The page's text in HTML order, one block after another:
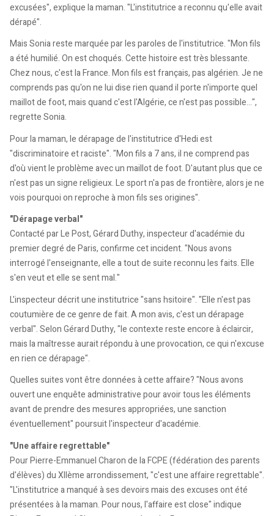
excusées", explique la maman. "L'institutrice a reconnu qu'elle avait
dérapé".
Mais Sonia reste marquée par les paroles de l'institutrice. "Mon fils
a été humilié. On est choqués. Cette histoire est très blessante.
Chez nous, c'est la France. Mon fils est français, pas algérien. Je ne
comprends pas qu'on ne lui dise rien quand il porte n'importe quel
maillot de foot, mais quand c'est l'Algérie, ce n'est pas possible...",
regrette Sonia.
Pour la maman, le dérapage de l'institutrice d'Hedi est
"discriminatoire et raciste". "Mon fils a 7 ans, il ne comprend pas
d'où vient le problème avec un maillot de foot. D'autant plus que ce
n'est pas un signe religieux. Le sport n'a pas de frontière, alors je ne
vois pourquoi on reproche à mon fils ses origines".
"Dérapage verbal"
Contacté par Le Post, Gérard Duthy, inspecteur d'académie du
premier degré de Paris, confirme cet incident. "Nous avons
interrogé l'enseignante, elle a tout de suite reconnu les faits. Elle
s'en veut et elle se sent mal."
L'inspecteur décrit une institutrice "sans hsitoire". "Elle n'est pas
coutumière de ce genre de fait. A mon avis, c'est un dérapage
verbal". Selon Gérard Duthy, "le contexte reste encore à éclaircir,
mais la maîtresse aurait répondu à une provocation, ce qui n'excuse
en rien ce dérapage".
Quelles suites vont être données à cette affaire? "Nous avons
ouvert une enquête administrative pour avoir tous les éléments
avant de prendre des mesures appropriées, une sanction
éventuellement" poursuit l'inspecteur d'académie.
"Une affaire regrettable"
Pour Pierre-Emmanuel Charon de la FCPE (fédération des parents
d'élèves) du XIIème arrondissement, "c'est une affaire regrettable".
"L'institutrice a manqué à ses devoirs mais des excuses ont été
présentées à la maman. Pour nous, l'affaire est close" indique